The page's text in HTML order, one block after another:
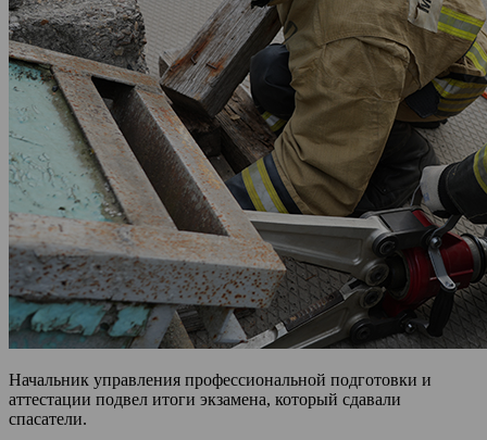
Начальник управления профессиональной подготовки и
аттестации подвел итоги экзамена, который сдавали
спасатели.